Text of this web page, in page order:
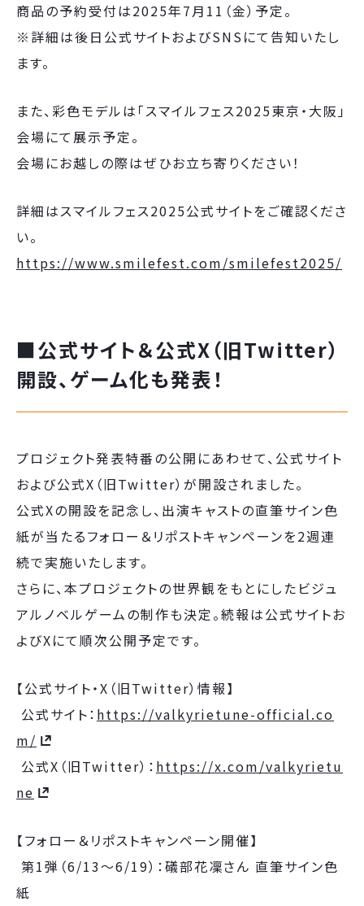
商品の予約受付は2025年7月11（金）予定。
※詳細は後日公式サイトおよびSNSにて告知いたし
ます。
また、彩色モデルは「スマイルフェス2025東京・大阪」
会場にて展示予定。
会場にお越しの際はぜひお立ち寄りください！
詳細はスマイルフェス2025公式サイトをご確認くださ
い。
https://www.smilefest.com/smilefest2025/
■公式サイト＆公式X（旧Twitter）
開設、ゲーム化も発表！
プロジェクト発表特番の公開にあわせて、公式サイト
および公式X（旧Twitter）が開設されました。
公式Xの開設を記念し、出演キャストの直筆サイン色
紙が当たるフォロー＆リポストキャンペーンを2週連
続で実施いたします。
さらに、本プロジェクトの世界観をもとにしたビジュ
アルノベルゲームの制作も決定。続報は公式サイトお
よびXにて順次公開予定です。
【公式サイト・X（旧Twitter）情報】
公式サイト： https://valkyrietune-official.co
m/
公式X（旧Twitter）： https://x.com/valkyrietu
ne
【フォロー＆リポストキャンペーン開催】
第1弾（6/13〜6/19）：礒部花凜さん 直筆サイン色
紙